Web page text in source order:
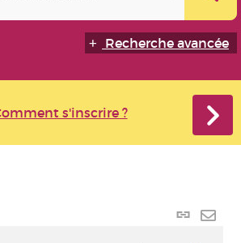
Recherche avancée
s'inscrire ?
Lien